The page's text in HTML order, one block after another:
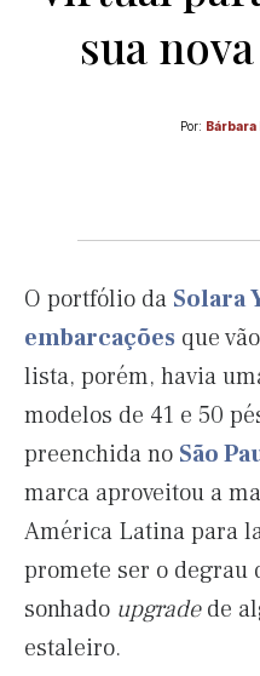
sua
Por: Bárbara
O portfólio da Solara
embarcações que
lista, porém, havia
modelos de 41 e 50
preenchida no São
marca aproveitou a
América Latina para
promete ser o degrau
sonhado upgradede
estaleiro.